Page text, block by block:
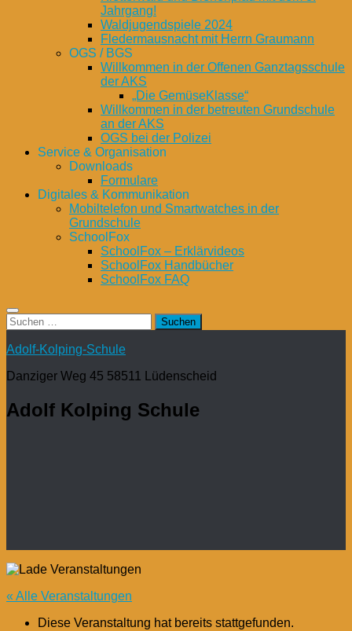
Jahrgang!
Waldjugendspiele 2024
Fledermausnacht mit Herrn Graumann
OGS / BGS
Willkommen in der Offenen Ganztagsschule
der AKS
„Die GemüseKlasse“
Willkommen in der betreuten Grundschule
an der AKS
OGS bei der Polizei
Service & Organisation
Downloads
Formulare
Digitales & Kommunikation
Mobiltelefon und Smartwatches in der
Grundschule
SchoolFox
SchoolFox – Erklärvideos
SchoolFox Handbücher
SchoolFox FAQ
Suchen
nach:
Adolf-Kolping-Schule
Danziger Weg 45 58511 Lüdenscheid
Adolf Kolping Schule
« Alle Veranstaltungen
Diese Veranstaltung hat bereits stattgefunden.